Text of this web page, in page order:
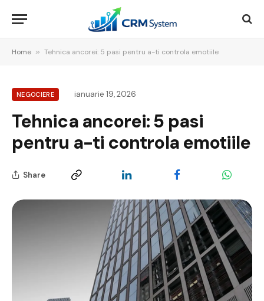
Home » Tehnica ancorei: 5 pasi pentru a-ti controla emotiile
NEGOCIERE ianuarie 19, 2026
Tehnica ancorei: 5 pasi
pentru a-ti controla emotiile
Share